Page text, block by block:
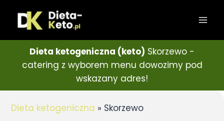
Dieta ketogeniczna (keto) Skorzewo -
catering z wyborem menu dowozimy pod
wskazany adres!
Dieta ketogeniczna » Skorzewo